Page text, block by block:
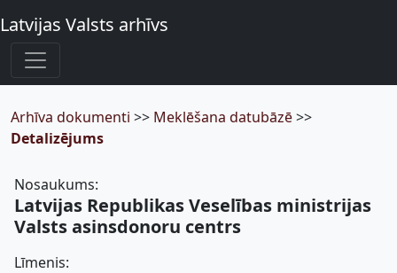
Latvijas Valsts arhīvs
Arhīva dokumenti >> Meklēšana datubāzē>>
Detalizējums
Nosaukums:
Latvijas Republikas Veselības ministrijas
Valsts asinsdonoru centrs
Līmenis: